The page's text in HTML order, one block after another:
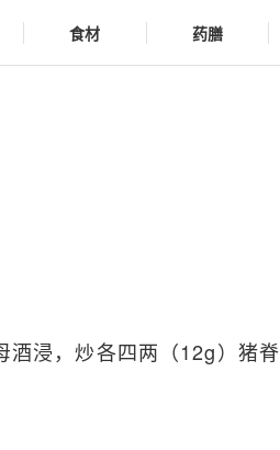
食材 药膳
浸，炒各四两（12g）猪脊